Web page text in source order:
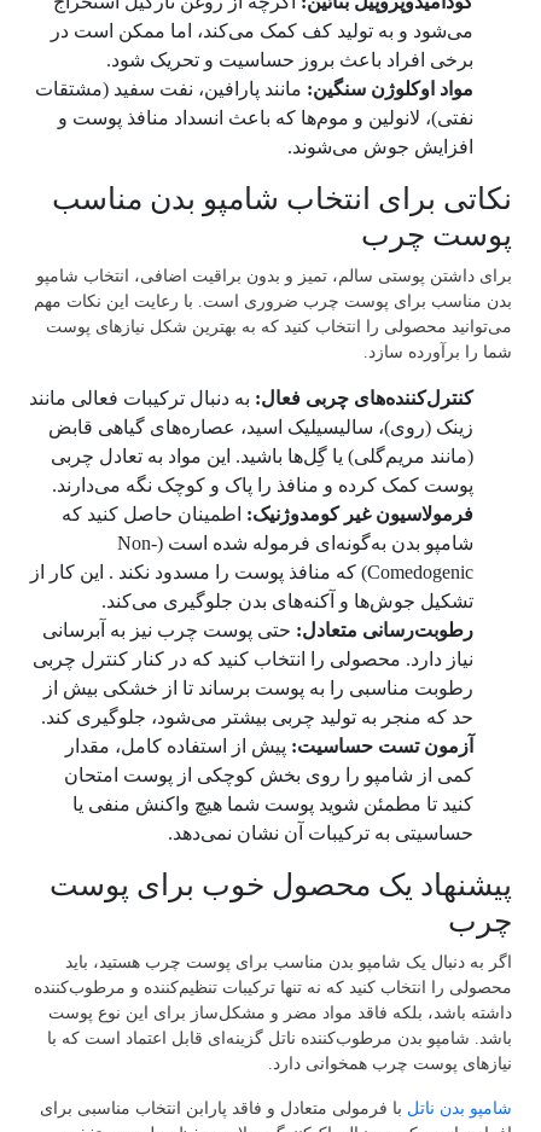
می‌شود و به تولید کف کمک می‌کند، اما ممکن است در
برخی افراد باعث بروز حساسیت و تحریک شود.
مواد اوکلوژن سنگین: مانند پارافین، نفت سفید (مشتقات
نفتی)، لانولین و موم‌ها که باعث انسداد منافذ پوست و
افزایش جوش می‌شوند.
نکاتی برای انتخاب شامپو بدن مناسب
پوست چرب
برای داشتن پوستی سالم، تمیز و بدون براقیت اضافی، انتخاب شامپو
بدن مناسب برای پوست چرب ضروری است. با رعایت این نکات مهم
می‌توانید محصولی را انتخاب کنید که به بهترین شکل نیازهای پوست
شما را برآورده سازد.
کنترل‌کننده‌های چربی فعال: به دنبال ترکیبات فعالی مانند
زینک (روی)، سالیسیلیک اسید، عصاره‌های گیاهی قابض
(مانند مریم‌گلی) یا گِل‌ها باشید. این مواد به تعادل چربی
پوست کمک کرده و منافذ را پاک و کوچک نگه می‌دارند.
فرمولاسیون غیر کومدوژنیک: اطمینان حاصل کنید که
شامپو بدن به‌گونه‌ای فرموله شده است (Non-
Comedogenic) که منافذ پوست را مسدود نکند . این کار از
تشکیل جوش‌ها و آکنه‌های بدن جلوگیری می‌کند.
رطوبت‌رسانی متعادل: حتی پوست چرب نیز به آبرسانی
نیاز دارد. محصولی را انتخاب کنید که در کنار کنترل چربی
رطوبت مناسبی را به پوست برساند تا از خشکی بیش از
حد که منجر به تولید چربی بیشتر می‌شود، جلوگیری کند.
آزمون تست حساسیت: پیش از استفاده کامل، مقدار
کمی از شامپو را روی بخش کوچکی از پوست امتحان
کنید تا مطمئن شوید پوست شما هیچ واکنش منفی یا
حساسیتی به ترکیبات آن نشان نمی‌دهد.
پیشنهاد یک محصول خوب برای پوست
چرب
اگر به دنبال یک شامپو بدن مناسب برای پوست چرب هستید، باید
محصولی را انتخاب کنید که نه تنها ترکیبات تنظیم‌کننده و مرطوب‌کننده
داشته باشد، بلکه فاقد مواد مضر و مشکل‌ساز برای این نوع پوست
باشد. شامپو بدن مرطوب‌کننده ناتل گزینه‌ای قابل اعتماد است که با
نیازهای پوست چرب همخوانی دارد.
شامپو بدن ناتل با فرمولی متعادل و فاقد پارابن انتخاب مناسبی برای